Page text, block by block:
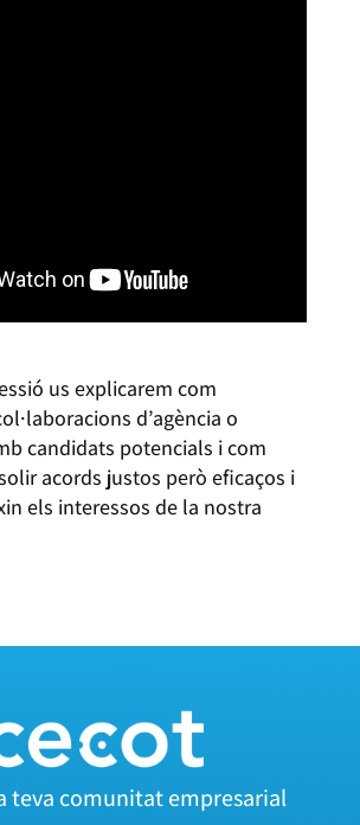
us explicarem com
d’agència o
candidats potencials i com
acords justos però eficaços i
els interessos de la nostra
teva comunitat empresarial